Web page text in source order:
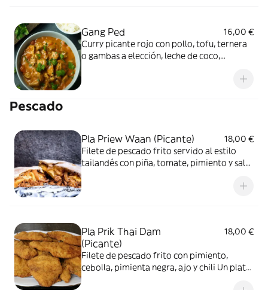
Gang Ped
16,00 €
Curry picante rojo con pollo, tofu, ternera
o gambas a elección, leche de coco,
Pescado
Pla Priew Waan (Picante)
18,00 €
Filete de pescado frito servido al estilo
tailandés con piña, tomate, pimiento y salsa
Pla Prik Thai Dam
(Picante)
18,00 €
Filete de pescado frito con pimiento,
cebolla, pimienta negra, ajo y chili Un plato